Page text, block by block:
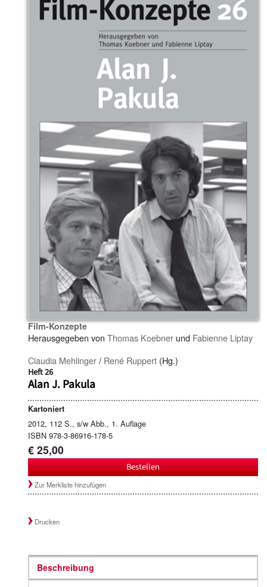
Film-Konzepte
Herausgegeben von Thomas Koebner und Fabienne Liptay
Claudia Mehlinger/ René Ruppert (Hg.)
Heft 26
Alan J. Pakula
Kartoniert
2012, 112 S., s/w Abb., 1. Auflage
ISBN 978-3-86916-178-5
€ 25,00
Bestellen
Zur Merkliste hinzufügen
Drucken
Beschreibung